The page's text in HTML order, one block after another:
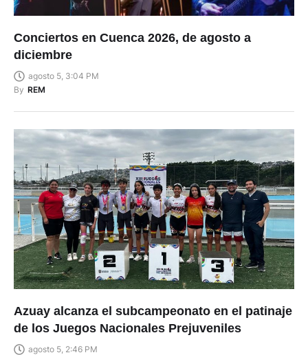
Conciertos en Cuenca 2026, de agosto a
diciembre
agosto 5, 3:04 PM
By REM
Azuay alcanza el subcampeonato en el patinaje
de los Juegos Nacionales Prejuveniles
agosto 5, 2:46 PM